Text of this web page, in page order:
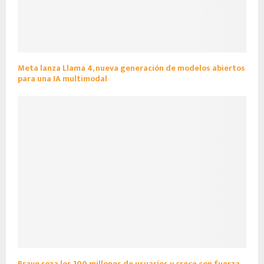
Meta lanza Llama 4, nueva generación de modelos abiertos
para una IA multimodal